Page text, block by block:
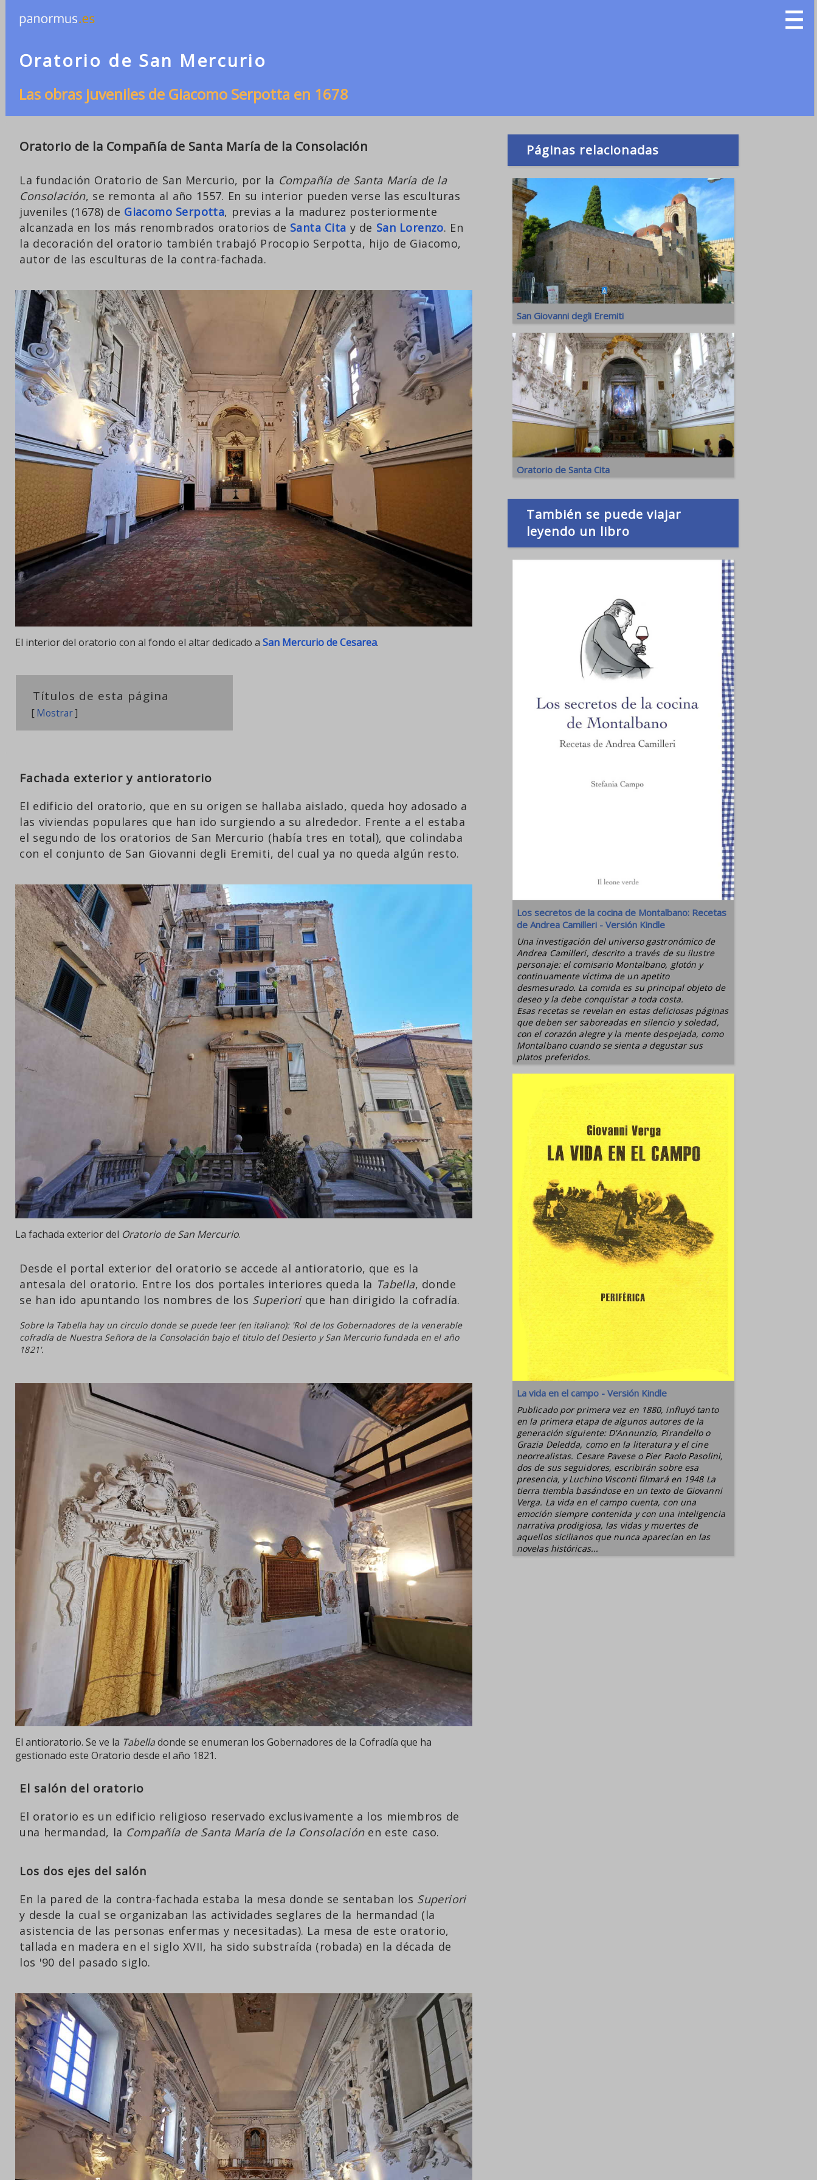
Oratorio de San Mercurio
Las obras juveniles de Giacomo Serpotta en 1678
Oratorio de la Compañía de Santa María de la Consolación
La fundación Oratorio de San Mercurio, por la Compañía de Santa María de la
Consolación, se remonta al año 1557. En su interior pueden verse las esculturas
juveniles (1678) de Giacomo Serpotta, previas a la madurez posteriormente
alcanzada en los más renombrados oratorios de Santa Cita y de San Lorenzo. En
la decoración del oratorio también trabajó Procopio Serpotta, hijo de Giacomo,
autor de las esculturas de la contra-fachada.
El interior del oratorio con al fondo el altar dedicado a San Mercurio de Cesarea.
Títulos de esta página
[Mostrar]
Fachada exterior y antioratorio
El edificio del oratorio, que en su origen se hallaba aislado, queda hoy adosado a
las viviendas populares que han ido surgiendo a su alrededor. Frente a el estaba
el segundo de los oratorios de San Mercurio (había tres en total), que colindaba
con el conjunto de San Giovanni degli Eremiti, del cual ya no queda algún resto.
La fachada exterior del Oratorio de San Mercurio.
Desde el portal exterior del oratorio se accede al antioratorio, que es la
antesala del oratorio. Entre los dos portales interiores queda la Tabella, donde
se han ido apuntando los nombres de los Superiorique han dirigido la cofradía.
Sobre la Tabella hay un circulo donde se puede leer (en italiano): 'Rol de los Gobernadores de la venerable
cofradía de Nuestra Señora de la Consolación bajo el titulo del Desierto y San Mercurio fundada en el año
1821'.
El antioratorio. Se ve la Tabelladonde se enumeran los Gobernadores de la Cofradía que ha
gestionado este Oratorio desde el año 1821.
El salón del oratorio
El oratorio es un edificio religioso reservado exclusivamente a los miembros de
una hermandad, la Compañía de Santa María de la Consolaciónen este caso.
Los dos ejes del salón
En la pared de la contra-fachada estaba la mesa donde se sentaban los Superiori
y desde la cual se organizaban las actividades seglares de la hermandad (la
asistencia de las personas enfermas y necesitadas). La mesa de este oratorio,
tallada en madera en el siglo XVII, ha sido substraída (robada) en la década de
los '90 del pasado siglo.
Páginas relacionadas
San Giovanni degli Eremiti
Oratorio de Santa Cita
También se puede viajar
leyendo un libro
Los secretos de la cocina de Montalbano: Recetas
de Andrea Camilleri - Versión Kindle
Una investigación del universo gastronómico de
Andrea Camilleri, descrito a través de su ilustre
personaje: el comisario Montalbano, glotón y
continuamente víctima de un apetito
desmesurado. La comida es su principal objeto de
deseo y la debe conquistar a toda costa.
Esas recetas se revelan en estas deliciosas páginas
que deben ser saboreadas en silencio y soledad,
con el corazón alegre y la mente despejada, como
Montalbano cuando se sienta a degustar sus
platos preferidos.
La vida en el campo - Versión Kindle
Publicado por primera vez en 1880, influyó tanto
en la primera etapa de algunos autores de la
generación siguiente: D'Annunzio, Pirandello o
Grazia Deledda, como en la literatura y el cine
neorrealistas. Cesare Pavese o Pier Paolo Pasolini,
dos de sus seguidores, escribirán sobre esa
presencia, y Luchino Visconti filmará en 1948 La
tierra tiembla basándose en un texto de Giovanni
Verga. La vida en el campo cuenta, con una
emoción siempre contenida y con una inteligencia
narrativa prodigiosa, las vidas y muertes de
aquellos sicilianos que nunca aparecían en las
novelas históricas...